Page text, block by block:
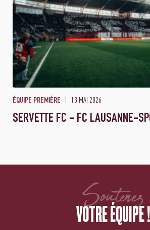
ÉQUIPE PREMIÈRE 13 MAI 2026
SERVETTE FC - FC LAUSANNE-
Soutenez
VOTRE ÉQUIPE !